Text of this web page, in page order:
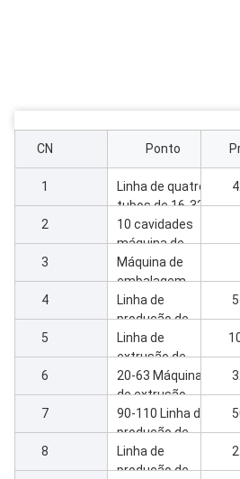
CN Ponto
1
Linha de quatro
tubos de 16-32
mm com
extrusora de
65/132-45kw
2
10 cavidades
máquina de
toque para
quatro tubos de
condução de
cadeia 16-32
linha
3
Máquina de
embalagem
automática
para quatro
tubos de fio 16-
32
4
Linha de
produção de
tubos de PVC
de alta
velocidade 50-
110
5
Linha de
extrusão de
tubos de PVC
de alta
velocidade 110-
200
6
20-63 Máquina
de extrusão
dupla de tubos
de PVC
7
90-110 Linha de
produção de
tubos duplos de
PVC
8
Linha de
produção de